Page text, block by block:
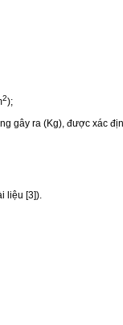
2);
gây ra (Kg), được xác
– tài liệu [3]).